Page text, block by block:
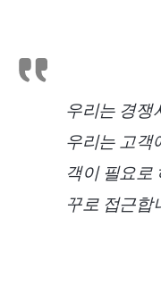
우리는 경쟁
우리는 고객
객이 필요로
꾸로 접근합